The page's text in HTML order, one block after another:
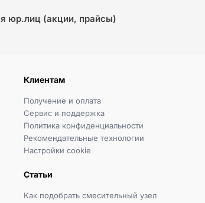
юр.лиц (акции, прайсы)
Клиентам
Получение и оплата
Сервис и поддержка
Политика конфиденциальности
Рекомендательные технологии
Настройки cookie
Статьи
Как подобрать смесительный узел